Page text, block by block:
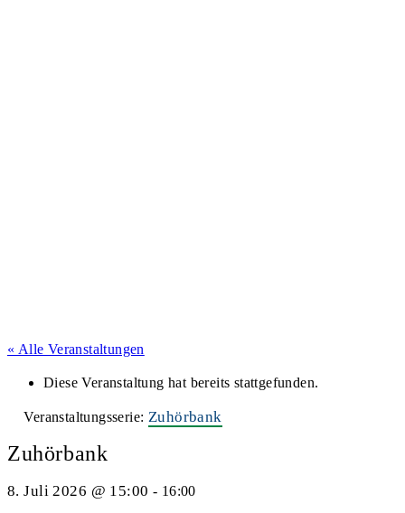
« Alle Veranstaltungen
Diese Veranstaltung hat bereits stattgefunden.
Veranstaltungsserie: Zuhörbank
Zuhörbank
8. Juli 2026 @ 15:00 - 16:00